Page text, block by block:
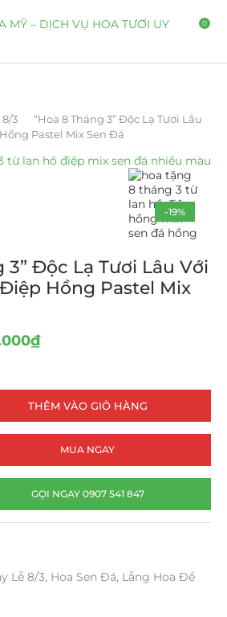
0
3
“Hoa 8 Tháng 3” Độc Lạ Tươi Lâu
Pastel Mix Sen Đá
-19%
3” Độc Lạ Tươi Lâu Với
Hồng Pastel Mix
₫
THÊM VÀO GIỎ HÀNG
MUA NGAY
GỌI NGAY 0907 541 847
Lễ 8/3, Hoa Sen Đá, Lẵng Hoa Để